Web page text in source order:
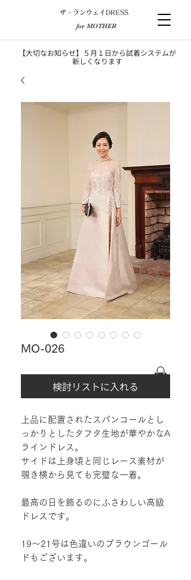
​ザ・ランウェイDRESS
for MOTHER
【大切なお知らせ】５月１日から試着システムが
新しくなります
MO-026
検討リストに入れる
上品に配置されたスパンコールとし
っかりとしたタフタ生地が華やかなA
ラインドレス。
サイドは上身頃と同じレース素材が
覗き横から見ても完璧な一着。
最高の日を飾るのにふさわしい高級
ドレスです。
19～21号は色違いのブラウンゴール
ドもございます。